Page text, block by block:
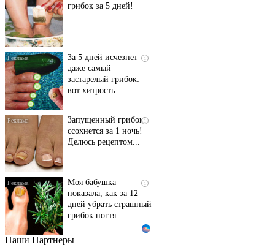
грибок за 5 дней!
i
За 5 дней исчезнет
даже самый
застарелый грибок:
вот хитрость
i
Запущенный грибок
ссохнется за 1 ночь!
Делюсь рецептом...
i
Моя бабушка
показала, как за 12
дней убрать страшный
грибок ногтя
Этот танец невесты
Наши Партнеры